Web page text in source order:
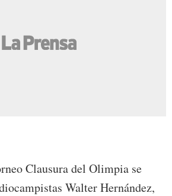
Clausura del Olimpia se
Walter Hernández,